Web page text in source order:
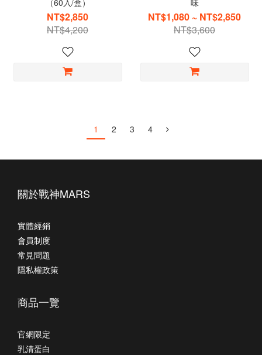
（60入/盒）
NT$2,850
NT$4,200
味
NT$1,080 ~ NT$2,850
NT$3,600
1 2 3 4
關於戰神MARS
實體經銷
會員制度
常見問題
隱私權政策
商品一覽
官網限定
乳清蛋白